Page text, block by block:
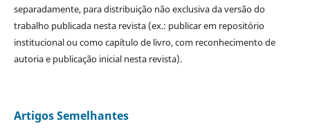
separadamente, para distribuição não exclusiva da versão do
trabalho publicada nesta revista (ex.: publicar em repositório
institucional ou como capítulo de livro, com reconhecimento de
autoria e publicação inicial nesta revista).
Artigos Semelhantes